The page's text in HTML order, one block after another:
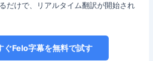
だけで、リアルタイム翻訳が開始され
ぐFelo字幕を無料で試す